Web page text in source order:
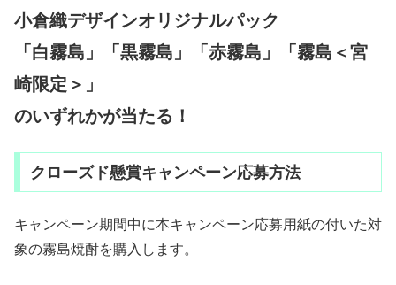
小倉織デザインオリジナルパック
「白霧島」「黒霧島」「赤霧島」「霧島＜宮
崎限定＞」
のいずれかが当たる！
クローズド懸賞キャンペーン応募方法
キャンペーン期間中に本キャンペーン応募用紙の付いた対
象の霧島焼酎を購入します。